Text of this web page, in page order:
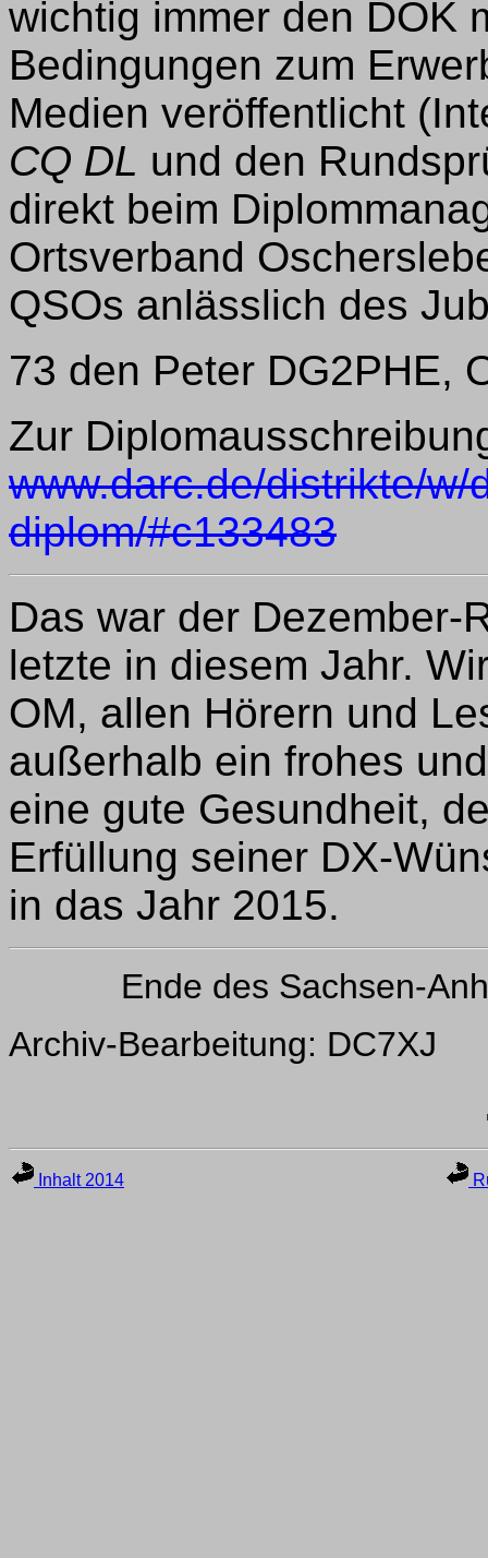
wichtig immer den DOK
Bedingungen zum
Medien veröffentlicht
CQ DL und den
direkt beim
Ortsverband
QSOs anlässlich des
73 den Peter DG2PHE,
Zur
www.darc.de/distrikte/w/
diplom/#c133483
Das war der Dezember-
letzte in diesem Jahr.
OM, allen Hörern und
außerhalb ein frohes
eine gute Gesundheit,
Erfüllung seiner DX-
in das Jahr 2015.
Ende des Sachsen-
Archiv-Bearbeitung: DC7XJ
Inhalt 2014